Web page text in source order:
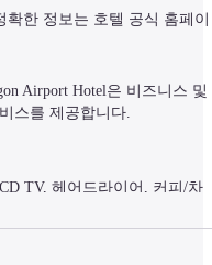
한 정보는 호텔 공식 홈페이
Airport Hotel은 비즈니스 및
스를 제공합니다.
TV, 헤어드라이어, 커피/차